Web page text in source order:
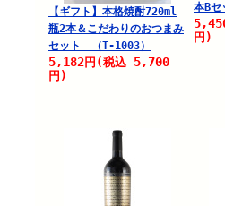
【ギフト】本格焼酎720ml
瓶2本＆こだわりのおつまみ
セット （T-1003）
5,182円 (税込 5,700
円)
本Bセ
円)